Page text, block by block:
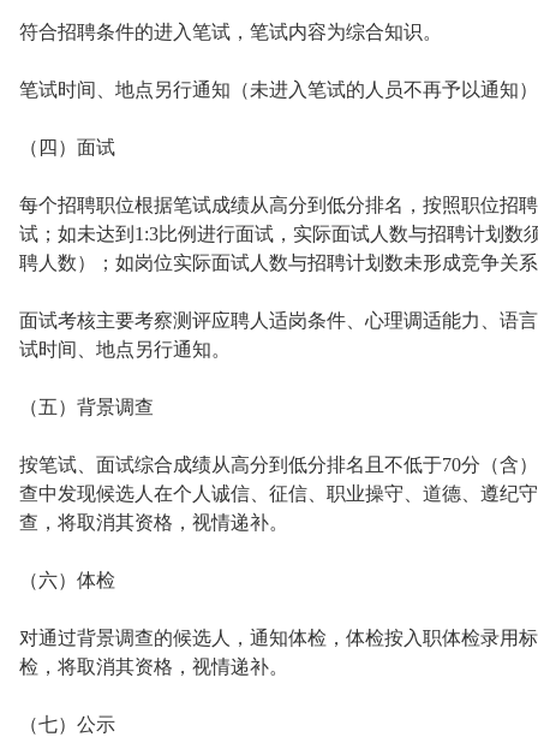
符合招聘条件的进入笔试，笔试内容为综合知识。
笔试时间、地点另行通知（未进入笔试的人员不再予以通知
（四）面试
每个招聘职位根据笔试成绩从高分到低分排名，按照职位招
试；如未达到1:3比例进行面试，实际面试人数与招聘计划数
聘人数）；如岗位实际面试人数与招聘计划数未形成竞争关
面试考核主要考察测评应聘人适岗条件、心理调适能力、语
试时间、地点另行通知。
（五）背景调查
按笔试、面试综合成绩从高分到低分排名且不低于70分（含
查中发现候选人在个人诚信、征信、职业操守、道德、遵纪
查，将取消其资格，视情递补。
（六）体检
对通过背景调查的候选人，通知体检，体检按入职体检录用
检，将取消其资格，视情递补。
（七）公示